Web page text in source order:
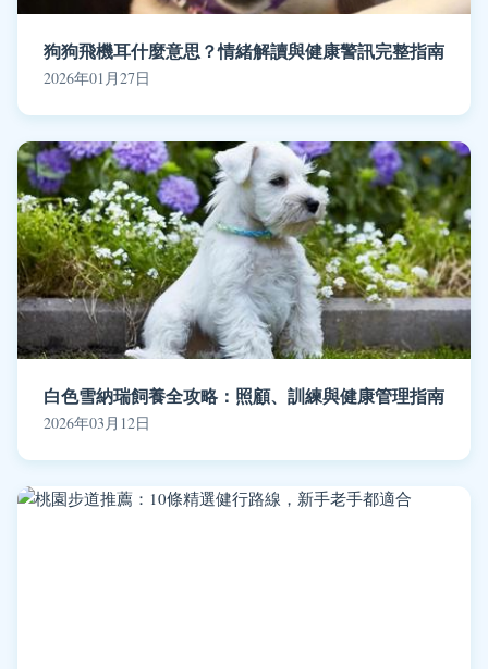
狗狗飛機耳什麼意思？情緒解讀與健康警訊完整指南
2026年01月27日
白色雪納瑞飼養全攻略：照顧、訓練與健康管理指南
2026年03月12日